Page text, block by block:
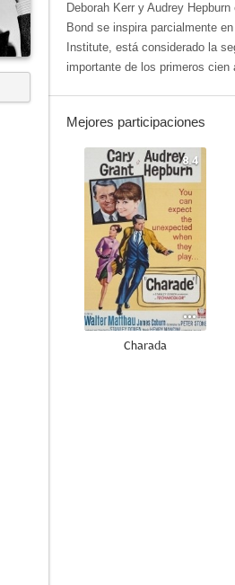
Deborah Kerr y Audrey
Bond se inspira parcialmente
Institute, está considerado la
importante de los primeros
Mejores participaciones
8.4
Charada